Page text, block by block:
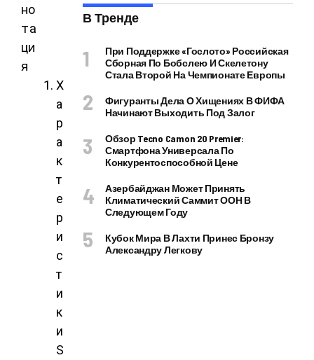
но
та
ци
я
Х
а
р
а
к
т
е
р
и
с
т
и
к
и
S
В Тренде
При Поддержке «Гослото» Российская
Сборная По Бобслею И Скелетону
Стала Второй На Чемпионате Европы
Фигуранты Дела О Хищениях В ФИФА
Начинают Выходить Под Залог
Обзор Tecno Camon 20 Premier:
Смартфона Универсала По
Конкурентоспособной Цене
Азербайджан Может Принять
Климатический Саммит ООН В
Следующем Году
Кубок Мира В Лахти Принес Бронзу
Александру Легкову